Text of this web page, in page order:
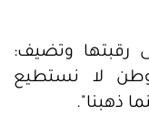
رقبتها وتضيف:
لا نستطيع
ذهبنا".